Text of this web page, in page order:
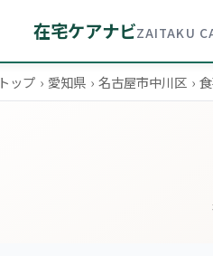
在宅ケアナビZAITAKU
トップ › 愛知県 › 名古屋市中川区 ›